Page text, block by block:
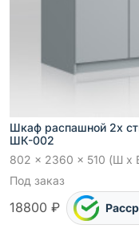
Шкаф распашной 2х
ШК-002
802 x 2360 x 510 (Ш x
Под заказ
18800 ₽